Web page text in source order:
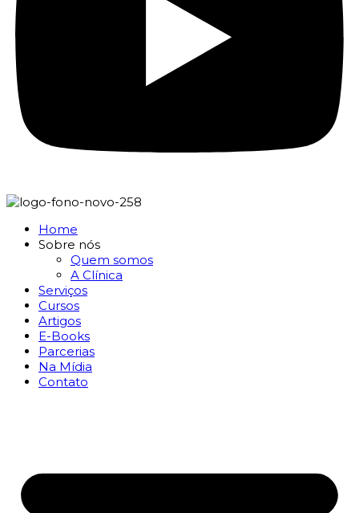
Home
Sobre nós
Quem somos
A Clínica
Serviços
Cursos
Artigos
E-Books
Parcerias
Na Mídia
Contato